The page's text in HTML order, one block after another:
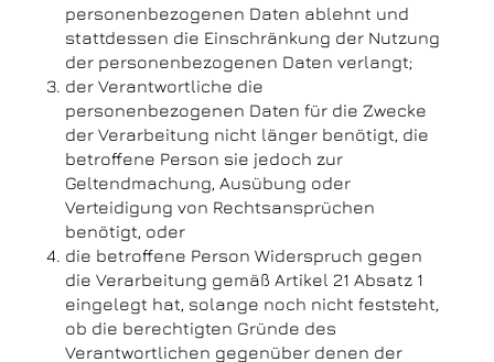
personenbezogenen Daten ablehnt und
stattdessen die Einschränkung der Nutzung
der personenbezogenen Daten verlangt;
der Verantwortliche die
personenbezogenen Daten für die Zwecke
der Verarbeitung nicht länger benötigt, die
betroffene Person sie jedoch zur
Geltendmachung, Ausübung oder
Verteidigung von Rechtsansprüchen
benötigt, oder
die betroffene Person Widerspruch gegen
die Verarbeitung gemäß Artikel 21 Absatz 1
eingelegt hat, solange noch nicht feststeht,
ob die berechtigten Gründe des
Verantwortlichen gegenüber denen der